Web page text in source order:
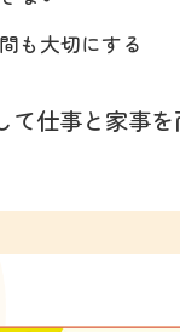
も大切にする
て仕事と家事